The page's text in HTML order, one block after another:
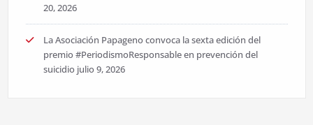
20, 2026
La Asociación Papageno convoca la sexta edición del
premio #PeriodismoResponsable en prevención del
suicidio julio 9, 2026